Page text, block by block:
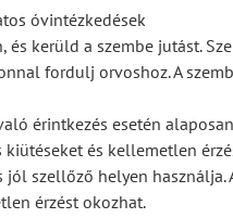
óvintézkedések
kerüld a szembe jutást.
fordulj orvoshoz. A
érintkezés esetén
és kellemetlen
szellőző helyen használja.
érzést okozhat.